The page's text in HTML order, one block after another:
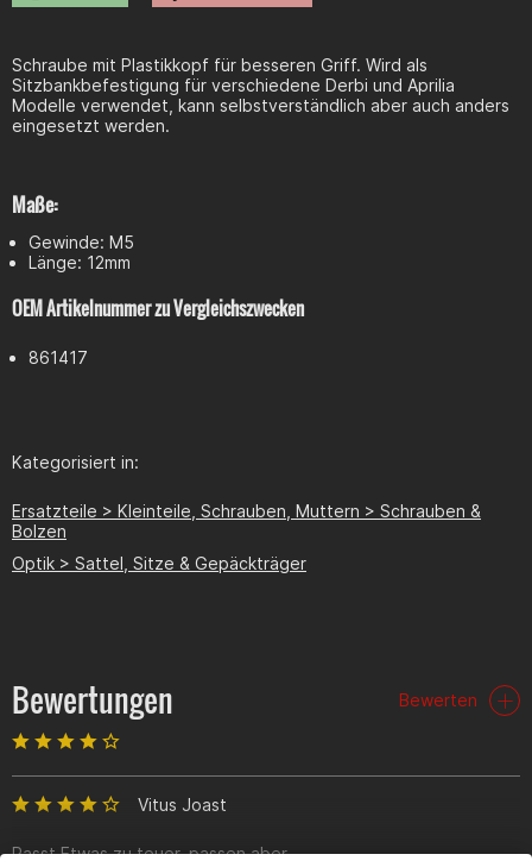
Schraube mit Plastikkopf für besseren Griff. Wird als
Sitzbankbefestigung für verschiedene Derbi und Aprilia
Modelle verwendet, kann selbstverständlich aber auch anders
eingesetzt werden.
Maße:
Gewinde: M5
Länge: 12mm
OEM Artikelnummer zu Vergleichszwecken
861417
Kategorisiert in:
Ersatzteile > Kleinteile, Schrauben, Muttern > Schrauben &
Bolzen
Optik > Sattel, Sitze & Gepäckträger
Bewertungen Bewerten
Vitus Joast
Passt Etwas zu teuer, passen aber.